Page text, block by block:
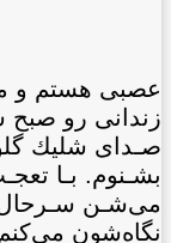
عصبی هستم و
زندانی رو صبح
صـدای شليك
بشـنوم. بـا
می‌شـن
نگاه‌شون